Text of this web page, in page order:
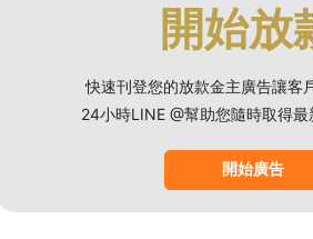
開始放
快速刊登您的放款金主廣告讓客
24小時LINE @幫助您隨時取得
開始廣告